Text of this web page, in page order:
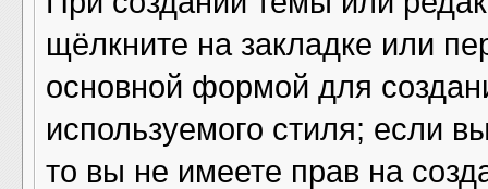
щёлкните на закладке или
основной формой для
используемого стиля; если
то вы не имеете прав на